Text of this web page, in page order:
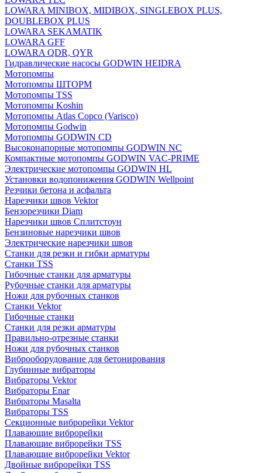
LOWARA MINIBOX, MIDIBOX, SINGLEBOX PLUS,
DOUBLEBOX PLUS
LOWARA SEKAMATIK
LOWARA GFF
LOWARA QDR, QYR
Гидравлические насосы GODWIN HEIDRA
Мотопомпы
Мотопомпы ШТОРМ
Мотопомпы TSS
Мотопомпы Koshin
Мотопомпы Atlas Copco (Varisco)
Мотопомпы Godwin
Мотопомпы GODWIN CD
Высоконапорные мотопомпы GODWIN NC
Компактные мотопомпы GODWIN VAC-PRIME
Электрические мотопомпы GODWIN HL
Установки водопонижения GODWIN Wellpoint
Резчики бетона и асфальта
Нарезчики швов Vektor
Бензорезчики Diam
Нарезчики швов Сплитстоун
Бензиновые нарезчики швов
Электрические нарезчики швов
Станки для резки и гибки арматуры
Станки TSS
Гибочные станки для арматуры
Рубочные станки для арматуры
Ножи для рубочных станков
Станки Vektor
Гибочные станки
Станки для резки арматуры
Правильно-отрезные станки
Ножи для рубочных станков
Виброоборудование для бетонирования
Глубинные вибраторы
Вибраторы Vektor
Вибраторы Enar
Вибраторы Masalta
Вибраторы TSS
Секционные виброрейки Vektor
Плавающие виброрейки
Плавающие виброрейки TSS
Плавающие виброрейки Vektor
Двойные виброрейки TSS